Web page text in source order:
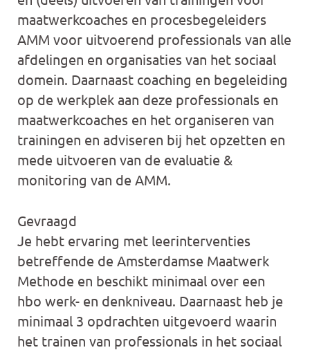
maatwerkcoaches en procesbegeleiders
AMM voor uitvoerend professionals van alle
afdelingen en organisaties van het sociaal
domein. Daarnaast coaching en begeleiding
op de werkplek aan deze professionals en
maatwerkcoaches en het organiseren van
trainingen en adviseren bij het opzetten en
mede uitvoeren van de evaluatie &
monitoring van de AMM.
Gevraagd
Je hebt ervaring met leerinterventies
betreffende de Amsterdamse Maatwerk
Methode en beschikt minimaal over een
hbo werk- en denkniveau. Daarnaast heb je
minimaal 3 opdrachten uitgevoerd waarin
het trainen van professionals in het sociaal